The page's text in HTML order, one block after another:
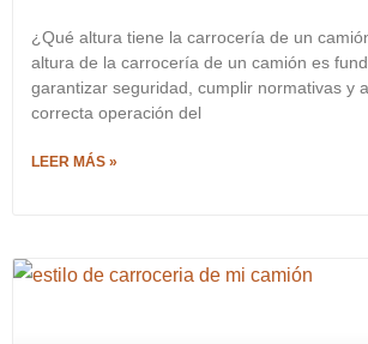
¿Qué altura tiene la carrocería de un
altura de la carrocería de un camión es
garantizar seguridad, cumplir normativas y
correcta operación del
LEER MÁS »